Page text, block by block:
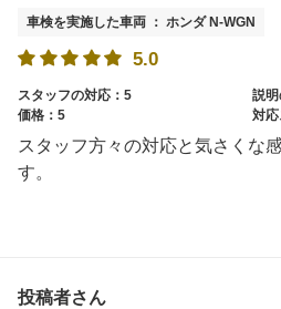
車検を実施した車両 ： ホンダ N-WGN
5.0
スタッフの対応：5
説
価格：5
対
スタッフ方々の対応と気さくな
す。
投稿者さん